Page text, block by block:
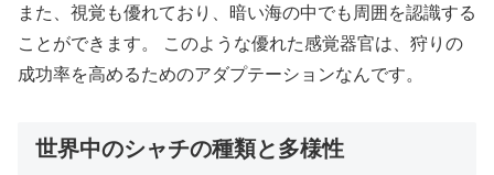
また、視覚も優れており、暗い海の中でも周囲を認識する
ことができます。 このような優れた感覚器官は、狩りの
成功率を高めるためのアダプテーションなんです。
世界中のシャチの種類と多様性